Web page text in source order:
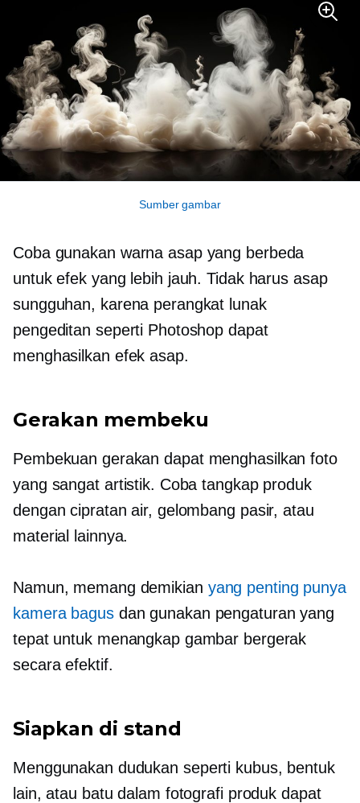
Sumber gambar
Coba gunakan warna asap yang berbeda
untuk efek yang lebih jauh. Tidak harus asap
sungguhan, karena perangkat lunak
pengeditan seperti Photoshop dapat
menghasilkan efek asap.
Gerakan membeku
Pembekuan gerakan dapat menghasilkan foto
yang sangat artistik. Coba tangkap produk
dengan cipratan air, gelombang pasir, atau
material lainnya.
Namun, memang demikian yang penting punya
kamera bagusdan gunakan pengaturan yang
tepat untuk menangkap gambar bergerak
secara efektif.
Siapkan di stand
Menggunakan dudukan seperti kubus, bentuk
lain, atau batu dalam fotografi produk dapat